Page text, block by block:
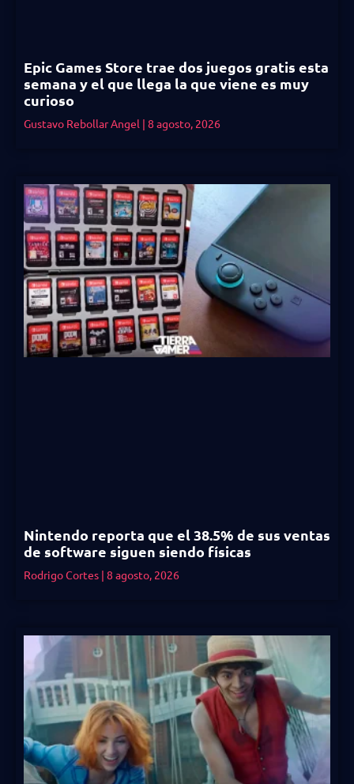
Epic Games Store trae dos juegos gratis esta
semana y el que llega la que viene es muy
curioso
Gustavo Rebollar Angel 8 agosto, 2026
Nintendo reporta que el 38.5% de sus ventas
de software siguen siendo físicas
Rodrigo Cortes 8 agosto, 2026